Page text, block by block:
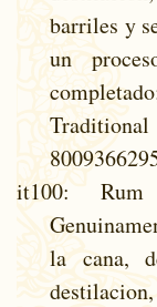
barriles y
un
it100: Rum
la cana,